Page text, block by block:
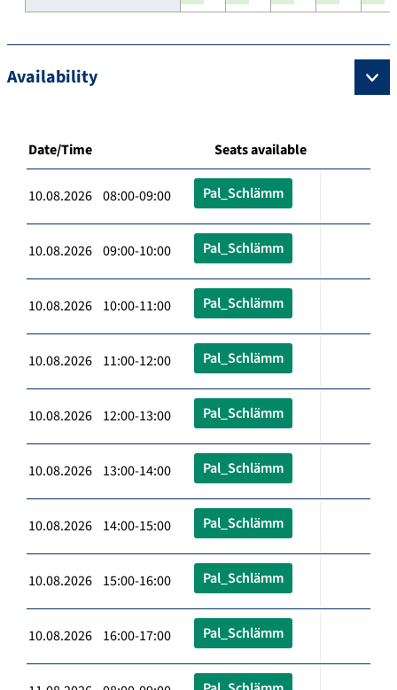
Availability
Date/Time Seats available
10.08.2026 08:00-09:00 Pal_Schlämm
10.08.2026 09:00-10:00 Pal_Schlämm
10.08.2026 10:00-11:00 Pal_Schlämm
10.08.2026 11:00-12:00 Pal_Schlämm
10.08.2026 12:00-13:00 Pal_Schlämm
10.08.2026 13:00-14:00 Pal_Schlämm
10.08.2026 14:00-15:00 Pal_Schlämm
10.08.2026 15:00-16:00 Pal_Schlämm
10.08.2026 16:00-17:00 Pal_Schlämm